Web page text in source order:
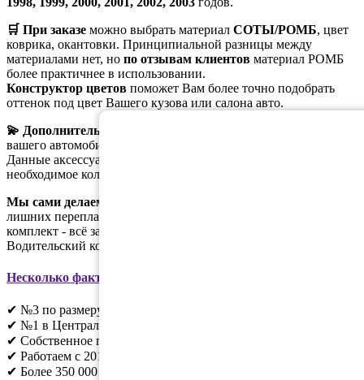
🛒 При заказе можно выбрать материал СОТЫ/РОМБ, цвет
коврика, окантовки. Принципиальной разницы между
материалами нет, но по отзывам клиентов материал РОМБ
более практичнее в использовании.
Конструктор цветов поможет Вам более точно подобрать
оттенок под цвет Вашего кузова или салона авто.
💫 Дополнительно
вашего автомобиля или подпятник.
Данные аксессуары можно добавить прямо в корзине, указав
необходимое количество.
Мы сами делаем
лишних переплат. Можем сделать и один коврик, и полный
комплект - всё зависит от того, что вам нужно.
Водительский коврик стоит
Несколько фактов о EVADROM
✔ №3 по размеру в России;
✔ №1 в Центральном регионе;
✔ Собственное производство;
✔ Работаем с 2010г;
✔ Более 350 000 клиентов;​